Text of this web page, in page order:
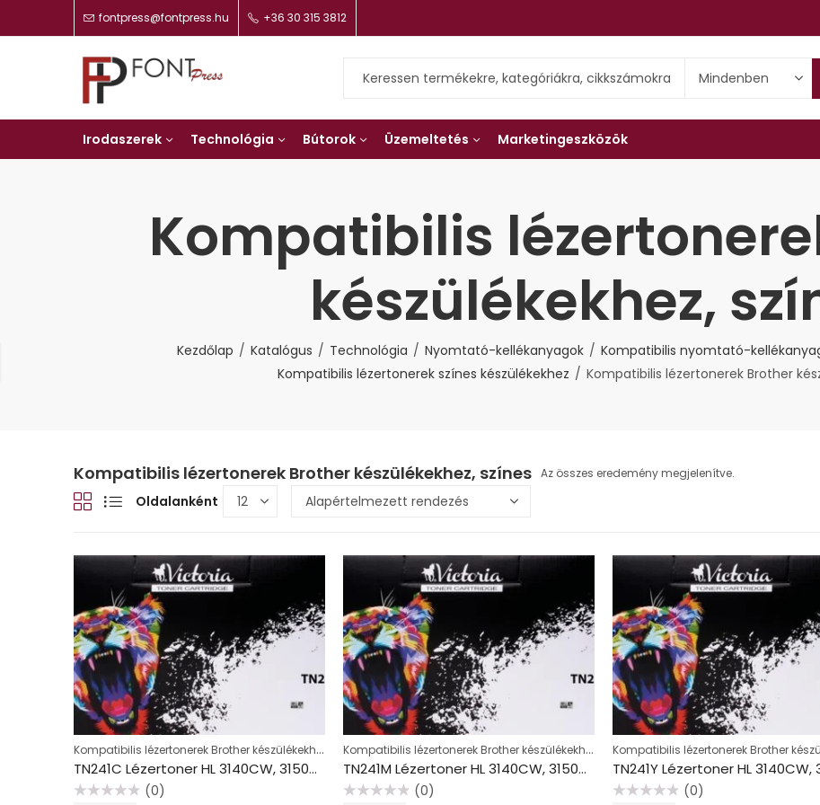
fontpress@fontpress.hu +36 30 315 3812
Irodaszerek Technológia Bútorok Üzemeltetés Marketingeszközök
Kompatibilis
készülékekhez,
Kezdőlap Katalógus Technológia Nyomtató-kellékanyagok Kompatibilis nyomtató-
Kompatibilis lézertonerek színes készülékekhez
Kompatibilis lézertonerek Brother
Kompatibilis lézertonerek Brother készülékekhez, színes Az összes eredemény megjelenítve.
Oldalanként
Kompatibilis lézertonerek Brother készülékekhez, színes
TN241C Lézertoner HL 3140CW, 3150CDW, DCP 9020CDW nyomtatókhoz, VICTORIA TECHNOLOGY, cián, 1,4k
(0)
Kompatibilis lézertonerek Brother készülékekhez, színes
TN241M Lézertoner HL 3140CW, 3150CDW, DCP 9020CDW nyomtatókhoz, VICTORIA TECHNOLOGY, magenta, 1,4k
(0) (0)